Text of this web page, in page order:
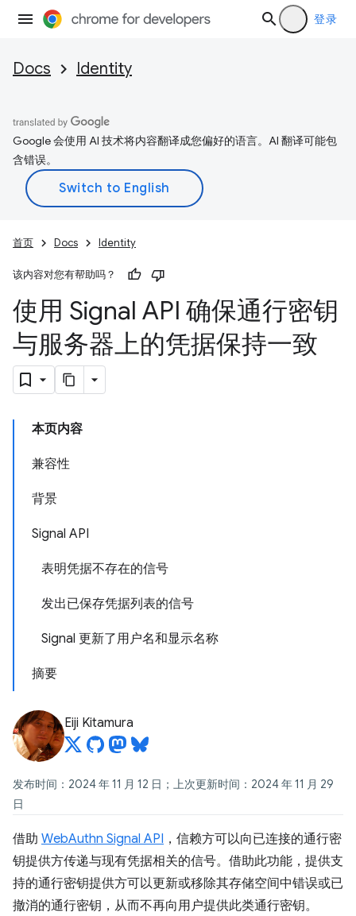
登录
Docs Identity
Google 会使用 AI 技术将内容翻译成您偏好的语言。AI 翻译可能包
含错误。
首页 Docs Identity
该内容对您有帮助吗？
使用 Signal API 确保通行密钥
与服务器上的凭据保持一致
本页内容
兼容性
背景
Signal API
表明凭据不存在的信号
发出已保存凭据列表的信号
Signal 更新了用户名和显示名称
摘要
Eiji Kitamura
发布时间：2024 年 11 月 12 日；上次更新时间：2024 年 11 月 29
日
借助 WebAuthn Signal API ，信赖方可以向已连接的通行密
钥提供方传递与现有凭据相关的信号。借助此功能，提供支
持的通行密钥提供方可以更新或移除其存储空间中错误或已
撤消的通行密钥，从而不再向用户提供此类通行密钥。